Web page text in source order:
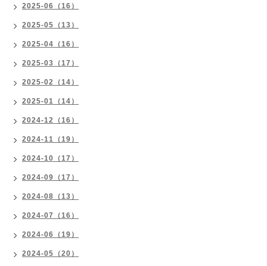
2025-06（16）
2025-05（13）
2025-04（16）
2025-03（17）
2025-02（14）
2025-01（14）
2024-12（16）
2024-11（19）
2024-10（17）
2024-09（17）
2024-08（13）
2024-07（16）
2024-06（19）
2024-05（20）